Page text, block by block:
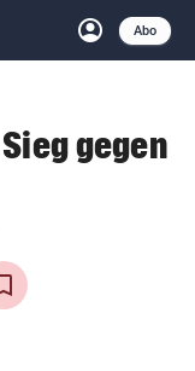
account_circle
Anmelden
Abo
close Schließen
arrow_right
gegen